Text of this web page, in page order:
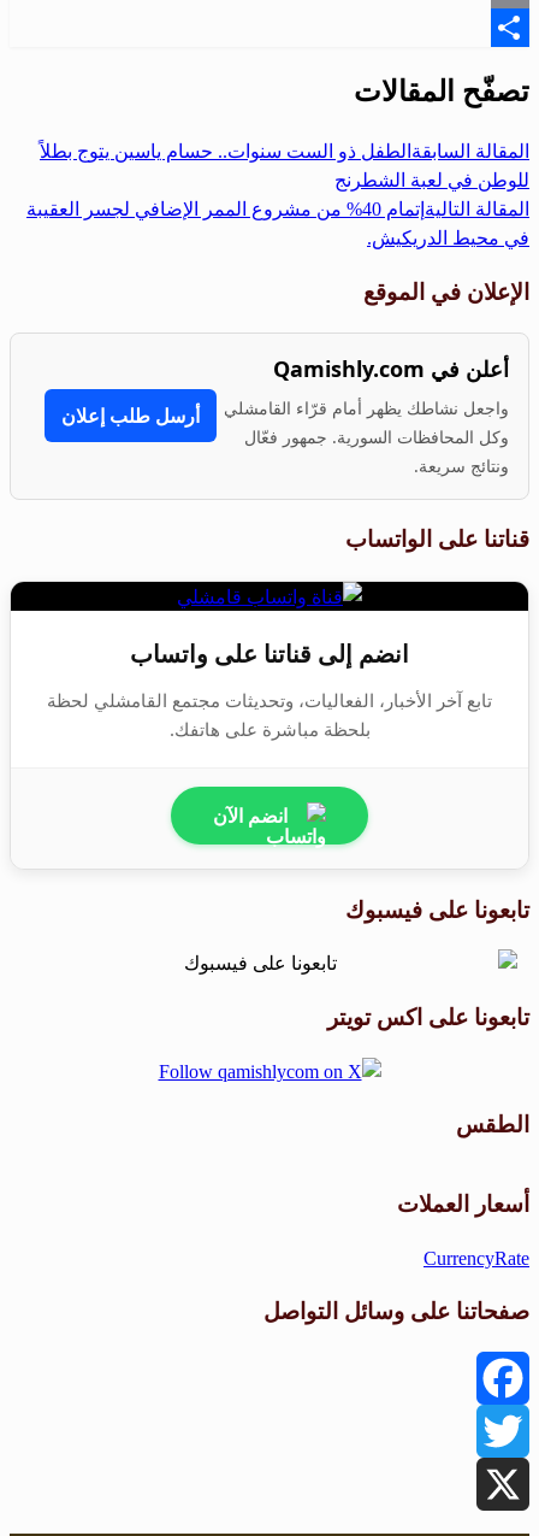
Email
تصفّح المقالات
المقالة السابقة الطفل ذو الست سنوات.. حسام ياسين يتوج بطلاً
للوطن في لعبة الشطرنج
المقالة التالية
إتمام 40% من مشروع الممر الإضافي لجسر العقيبة
في محيط الدريكيش.
الإعلان في الموقع
أعلن في Qamishly.com
واجعل نشاطك يظهر أمام قرّاء القامشلي
وكل المحافظات السورية. جمهور فعّال
ونتائج سريعة.
أرسل طلب إعلان
قناتنا على الواتساب
انضم إلى قناتنا على واتساب
تابع آخر الأخبار، الفعاليات، وتحديثات مجتمع القامشلي لحظة
بلحظة مباشرة على هاتفك.
انضم الآن
تابعونا على فيسبوك
تابعونا على اكس تويتر
الطقس
أسعار العملات
CurrencyRate
صفحاتنا على وسائل التواصل
Facebook
Twitter